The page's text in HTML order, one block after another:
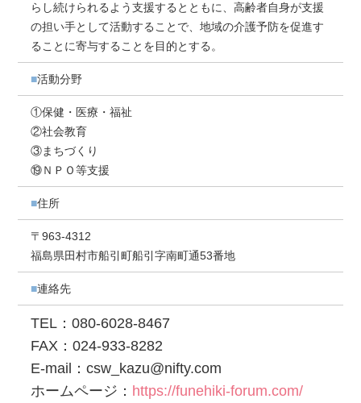
らし続けられるよう支援するとともに、高齢者自身が支援
の担い手として活動することで、地域の介護予防を促進す
ることに寄与することを目的とする。
活動分野
①保健・医療・福祉
②社会教育
③まちづくり
⑲ＮＰＯ等支援
住所
〒963-4312
福島県田村市船引町船引字南町通53番地
連絡先
TEL：080-6028-8467
FAX：024-933-8282
E-mail：csw_kazu@nifty.com
ホームページ： https://funehiki-forum.com/